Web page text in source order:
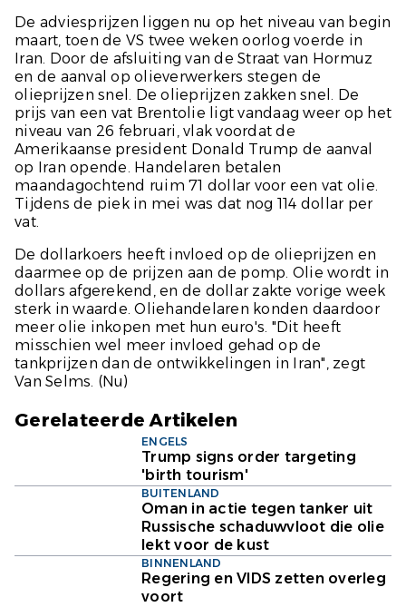
De adviesprijzen liggen nu op het niveau van begin
maart, toen de VS twee weken oorlog voerde in
Iran. Door de afsluiting van de Straat van Hormuz
en de aanval op olieverwerkers stegen de
olieprijzen snel. De olieprijzen zakken snel. De
prijs van een vat Brentolie ligt vandaag weer op het
niveau van 26 februari, vlak voordat de
Amerikaanse president Donald Trump de aanval
op Iran opende. Handelaren betalen
maandagochtend ruim 71 dollar voor een vat olie.
Tijdens de piek in mei was dat nog 114 dollar per
vat.
De dollarkoers heeft invloed op de olieprijzen en
daarmee op de prijzen aan de pomp. Olie wordt in
dollars afgerekend, en de dollar zakte vorige week
sterk in waarde. Oliehandelaren konden daardoor
meer olie inkopen met hun euro's. "Dit heeft
misschien wel meer invloed gehad op de
tankprijzen dan de ontwikkelingen in Iran", zegt
Van Selms. (Nu)
Gerelateerde Artikelen
ENGELS
Trump signs order targeting
'birth tourism'
BUITENLAND
Oman in actie tegen tanker uit
Russische schaduwvloot die olie
lekt voor de kust
BINNENLAND
Regering en VIDS zetten overleg
voort